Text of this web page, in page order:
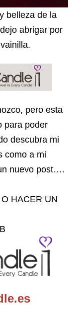
belleza de la
abrigar por
pero esta
para poder
descubra mi
como a mi
nuevo post….
HACER UN